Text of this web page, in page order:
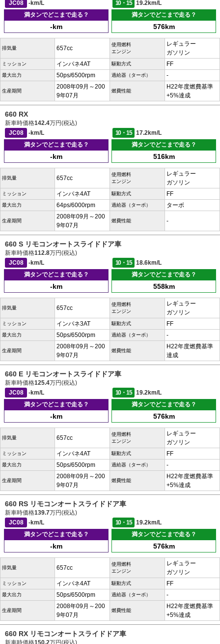
JC08
-km/L 10・15
19.2km/L
満タンでどこまで走る？
-km
満タンでどこまで走る？
576km
排気量 657cc
使用燃料
エンジン
レギュラー
ガソリン
ミッション インパネ4AT 駆動方式 FF
最大出力 50ps/6500rpm 過給器（ターボ） -
生産期間
2008年09月～200
9年07月
燃費性能
H22年度燃費基準
+5%達成
660 RX
新車時価格142.4万円(税込)
JC08
-km/L 10・15
17.2km/L
満タンでどこまで走る？
-km
満タンでどこまで走る？
516km
排気量 657cc
使用燃料
エンジン
レギュラー
ガソリン
ミッション インパネ4AT 駆動方式 FF
最大出力 64ps/6000rpm 過給器（ターボ） ターボ
生産期間
2008年09月～200
9年07月
燃費性能 -
660 S リモコンオートスライドドア車
新車時価格112.8万円(税込)
JC08
-km/L 10・15
18.6km/L
満タンでどこまで走る？
-km
満タンでどこまで走る？
558km
排気量 657cc
使用燃料
エンジン
レギュラー
ガソリン
ミッション インパネ3AT 駆動方式 FF
最大出力 50ps/6500rpm 過給器（ターボ） -
生産期間
2008年09月～200
9年07月
燃費性能
H22年度燃費基準
達成
660 E リモコンオートスライドドア車
新車時価格125.4万円(税込)
JC08
-km/L 10・15
19.2km/L
満タンでどこまで走る？
-km
満タンでどこまで走る？
576km
排気量 657cc
使用燃料
エンジン
レギュラー
ガソリン
ミッション インパネ4AT 駆動方式 FF
最大出力 50ps/6500rpm 過給器（ターボ） -
生産期間
2008年09月～200
9年07月
燃費性能
H22年度燃費基準
+5%達成
660 RS リモコンオートスライドドア車
新車時価格139.7万円(税込)
JC08
-km/L 10・15
19.2km/L
満タンでどこまで走る？
-km
満タンでどこまで走る？
576km
排気量 657cc
使用燃料
エンジン
レギュラー
ガソリン
ミッション インパネ4AT 駆動方式 FF
最大出力 50ps/6500rpm 過給器（ターボ） -
生産期間
2008年09月～200
9年07月
燃費性能
H22年度燃費基準
+5%達成
660 RX リモコンオートスライドドア車